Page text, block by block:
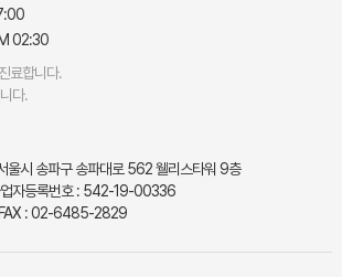
02:30
료합니다.
다.
울시 송파구 송파대로 562 웰리스타워 9층
업자등록번호 : 542-19-00336
: 02-6485-2829